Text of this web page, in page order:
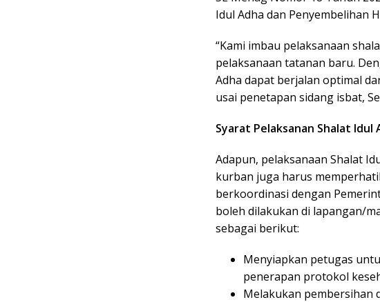
Idul Adha dan Penyembelihan
“Kami imbau pelaksanaan
pelaksanaan tatanan baru.
Adha dapat berjalan optimal
usai penetapan sidang isbat,
Syarat Pelaksanan Shalat Idul
Adapun, pelaksanaan Shalat
kurban juga harus
berkoordinasi dengan
boleh dilakukan di lapangan/
sebagai berikut:
Menyiapkan petugas
penerapan protokol
Melakukan pembersihan